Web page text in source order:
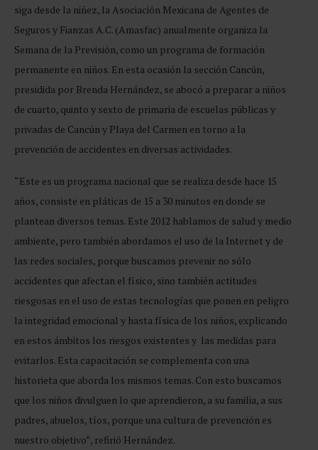
siga desde la niñez, la Asociación Mexicana de Agentes de
Seguros y Fianzas A.C. (Amasfac) anualmente organiza la
Semana de la Previsión, como un programa de formación
permanente en niños. En esta ocasión la sección Cancún,
presidida por Brenda Hernández, se abocó a preparar a niños
de cuarto, quinto y sexto de primaria de escuelas públicas y
privadas de Cancún y Playa del Carmen en torno a la
prevención de accidentes en diversas actividades.
“Este es un programa nacional que se realiza desde hace 15
años, consiste en pláticas de 15 a 30 minutos en donde se
plantean diversos temas. Este 2012 hablamos de salud y medio
ambiente, pero también abordamos el uso de la Internet y de
las redes sociales, porque buscamos prevenir no sólo
accidentes que afectan el físico, sino también actitudes
riesgosas en el uso de estas tecnologías que ponen en peligro
la integridad emocional y hasta física de los niños, explicando
en estos ámbitos los riesgos existentes y las medidas para
evitarlos. Esta capacitación se complementa con una
historieta que aborda los mismos temas. Con esto buscamos
que los niños divulguen lo que aprendieron, a su familia, a sus
padres, abuelos, tíos, porque una cultura de prevención es
nuestro objetivo”, refirió Hernández.